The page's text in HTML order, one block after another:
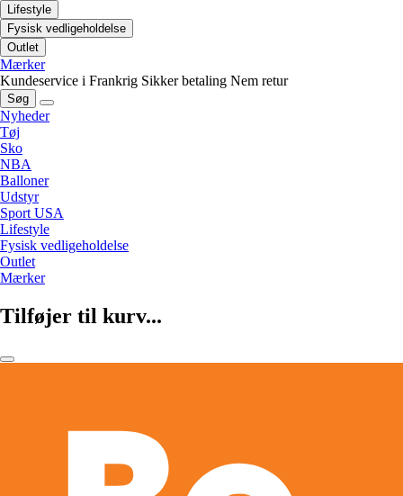
Lifestyle
Fysisk vedligeholdelse
Outlet
Mærker
Kundeservice i Frankrig Sikker betaling Nem retur
Søg
Nyheder
Tøj
Sko
NBA
Balloner
Udstyr
Sport USA
Lifestyle
Fysisk vedligeholdelse
Outlet
Mærker
Tilføjer til kurv...